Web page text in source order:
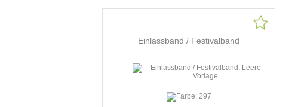
Einlassband / Festivalband